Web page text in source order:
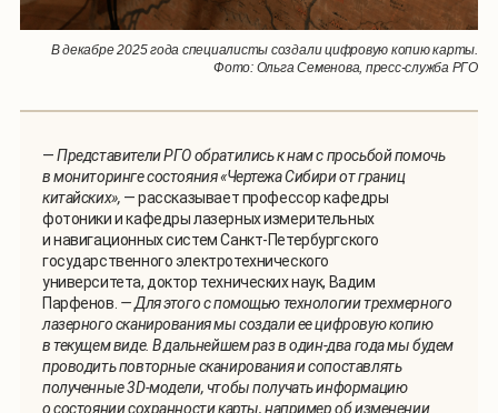
В декабре 2025 года специалисты создали цифровую копию карты.
Фото: Ольга Семенова, пресс-служба РГО
—Представители РГО обратились к нам с просьбой помочь
в мониторинге состояния «Чертежа Сибири от границ
китайских», — рассказывает профессор кафедры
фотоники и кафедры лазерных измерительных
и навигационных систем Санкт-Петербургского
государственного электротехнического
университета, доктор технических наук, Вадим
Парфенов. — Для этого с помощью технологии трехмерного
лазерного сканирования мы создали ее цифровую копию
в текущем виде. В дальнейшем раз в один-два года мы будем
проводить повторные сканирования и сопоставлять
полученные 3D-модели, чтобы получать информацию
о состоянии сохранности карты, например об изменении